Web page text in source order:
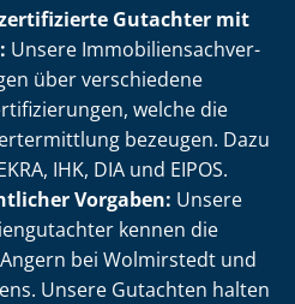
Gutachter mit
Unsere Im­mo­bi­li­en­sach­ver­
über verschiedene
welche die
bezeugen. Dazu
IHK, DIA und EIPOS.
Vorgaben: Unsere
kennen die
bei Wolmirstedt und
Unsere Gutachten halten